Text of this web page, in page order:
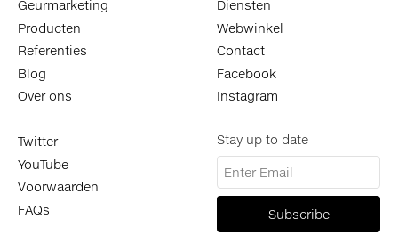
Geurmarketing
Producten
Referenties
Blog
Over ons
Diensten
Webwinkel
Contact
Facebook
Instagram
Twitter
YouTube
Voorwaarden
FAQs
Stay up to date